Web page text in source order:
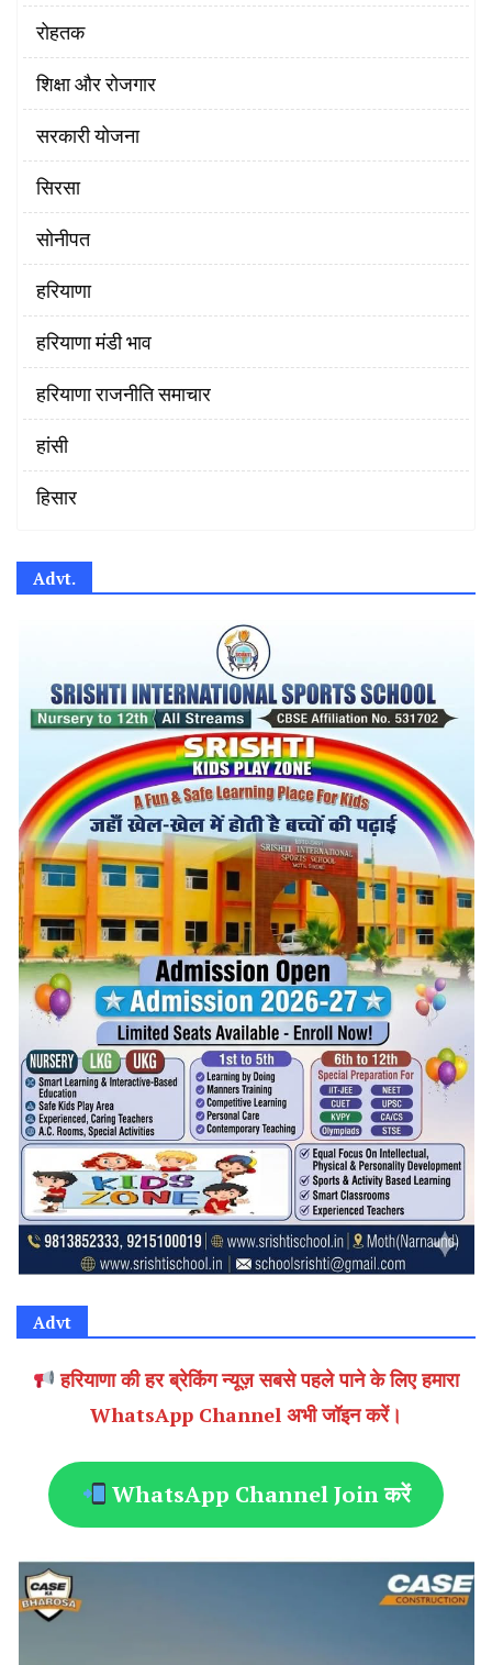
रोहतक
शिक्षा और रोजगार
सरकारी योजना
सिरसा
सोनीपत
हरियाणा
हरियाणा मंडी भाव
हरियाणा राजनीति समाचार
हांसी
हिसार
Advt.
Advt
हरियाणा की हर ब्रेकिंग न्यूज़ सबसे पहले पाने के लिए हमारा
WhatsApp Channel अभी जॉइन करें।
WhatsApp Channel Join करें